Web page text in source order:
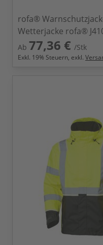
rofa®
Wetterjacke rofa®
Ab 77,36 € /Stk
Exkl. 19% Steuern, exkl.